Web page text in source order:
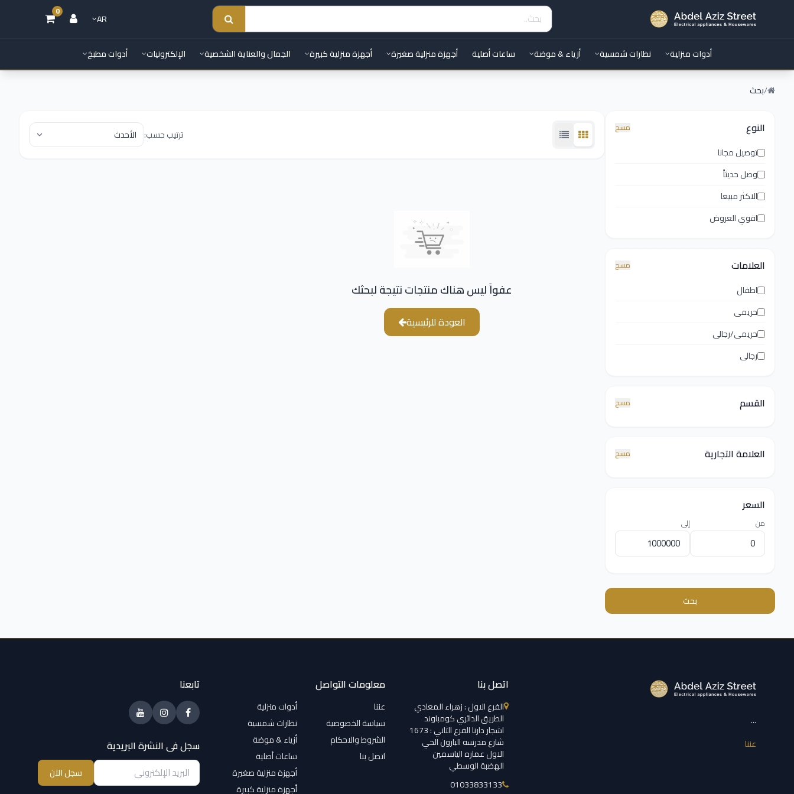
AR
0
أدوات منزلية نظارات شمسية أزياء & موضة ساعات أصلية أجهزة منزلية صغيرة أجهزة منزلية كبيرة الجمال والعناية الشخصية الإلكترونيات أدوات مطبخ
/بحث
النوع مسح
توصيل مجانا
وصل حديثاً
الاكثر مبيعا
اقوي العروض
العلامات مسح
اطفال
حريمى
حريمى/رجالى
رجالى
القسم مسح
العلامة التجارية مسح
السعر
من إلى
بحث
ترتيب حسب:
عفواً ليس هناك منتجات نتيجة لبحثك
العودة للرئيسية
...
عننا
اتصل بنا
الفرع الاول : زهراء المعادي
الطريق الدائري كومباوند
اشجار دارنا الفرع الثاني : 1673
شارع مدرسه البارون الحي
الاول عماره الياسمين
الهضبة الوسطي
01033833133
معلومات التواصل
عننا
سياسة الخصوصية
الشروط والاحكام
اتصل بنا
أدوات منزلية
نظارات شمسية
أزياء & موضة
ساعات أصلية
أجهزة منزلية صغيرة
أجهزة منزلية كبيرة
تابعنا
سجل فى النشرة البريدية
سجل الآن